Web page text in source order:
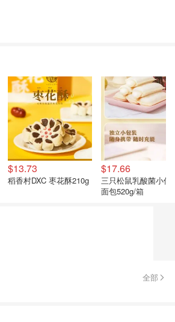
$13.73
稻香村DXC 枣花酥210g
$17.66
三只松鼠乳酸菌小伴
面包520g/箱
全部